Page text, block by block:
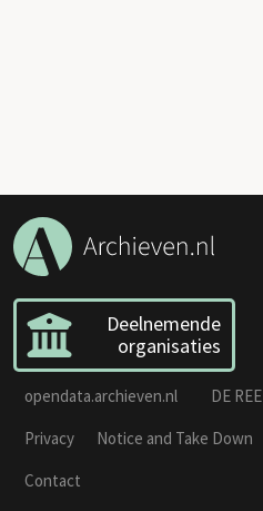
Deelnemende
organisaties
opendata.archieven.nl DE REE
Privacy
Notice and Take Down
Contact